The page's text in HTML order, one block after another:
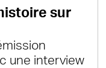
sur
une interview